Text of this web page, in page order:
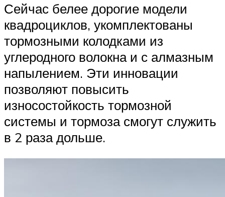
Сейчас белее дорогие модели
квадроциклов, укомплектованы
тормозными колодками из
углеродного волокна и с алмазным
напылением. Эти инновации
позволяют повысить
износостойкость тормозной
системы и тормоза смогут служить
в 2 раза дольше.